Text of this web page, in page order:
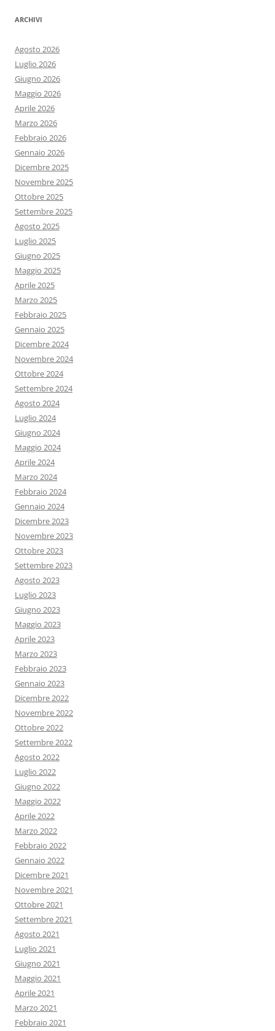
ARCHIVI
Agosto 2026
Luglio 2026
Giugno 2026
Maggio 2026
Aprile 2026
Marzo 2026
Febbraio 2026
Gennaio 2026
Dicembre 2025
Novembre 2025
Ottobre 2025
Settembre 2025
Agosto 2025
Luglio 2025
Giugno 2025
Maggio 2025
Aprile 2025
Marzo 2025
Febbraio 2025
Gennaio 2025
Dicembre 2024
Novembre 2024
Ottobre 2024
Settembre 2024
Agosto 2024
Luglio 2024
Giugno 2024
Maggio 2024
Aprile 2024
Marzo 2024
Febbraio 2024
Gennaio 2024
Dicembre 2023
Novembre 2023
Ottobre 2023
Settembre 2023
Agosto 2023
Luglio 2023
Giugno 2023
Maggio 2023
Aprile 2023
Marzo 2023
Febbraio 2023
Gennaio 2023
Dicembre 2022
Novembre 2022
Ottobre 2022
Settembre 2022
Agosto 2022
Luglio 2022
Giugno 2022
Maggio 2022
Aprile 2022
Marzo 2022
Febbraio 2022
Gennaio 2022
Dicembre 2021
Novembre 2021
Ottobre 2021
Settembre 2021
Agosto 2021
Luglio 2021
Giugno 2021
Maggio 2021
Aprile 2021
Marzo 2021
Febbraio 2021